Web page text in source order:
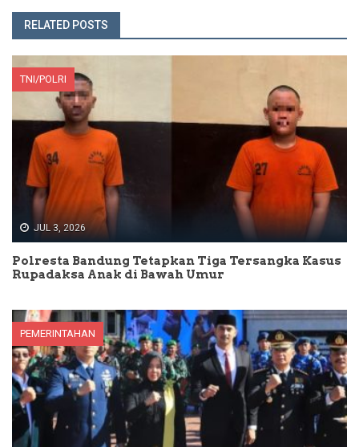
RELATED POSTS
TNI/POLRI
JUL 3, 2026
Polresta Bandung Tetapkan Tiga Tersangka Kasus
Rupadaksa Anak di Bawah Umur
PEMERINTAHAN